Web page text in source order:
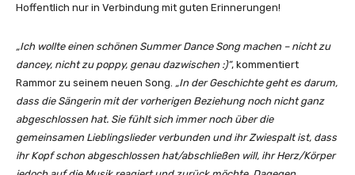
Hoffentlich nur in Verbindung mit guten Erinnerungen!
„Ich wollte einen schönen Summer Dance Song machen – nicht zu
dancey, nicht zu poppy, genau dazwischen :)“, kommentiert
Rammor zu seinem neuen Song. „In der Geschichte geht es darum,
dass die Sängerin mit der vorherigen Beziehung noch nicht ganz
abgeschlossen hat. Sie fühlt sich immer noch über die
gemeinsamen Lieblingslieder verbunden und ihr Zwiespalt ist, dass
ihr Kopf schon abgeschlossen hat/abschließen will, ihr Herz/Körper